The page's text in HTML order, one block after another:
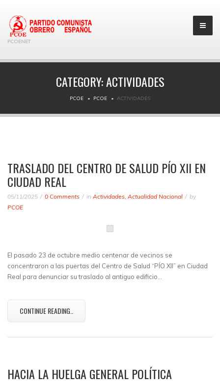
PCOENET
CATEGORY:ACTIVIDADES
PCOE PCOE ACTIVIDADES
TRASLADO DEL CENTRO DE SALUD PÍO XII EN
CIUDAD REAL
05/11/2025 0 Comments in Actividades Actualidad Nacional
by
PCOE
El pasado 23 de octubre medio centenar de vecinos se
concentraron a las puertas del Centro de Salud “PÍO XII” en Ciudad
Real para denunciar su traslado al antiguo edificio…
CONTINUE READING..
HACIA LA HUELGA GENERAL POLÍTICA